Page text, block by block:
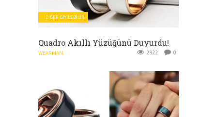
DIĞER GIYILEBILIR
Quadro Akıllı Yüzüğünü Duyurdu!
WEARMAN 2922 0